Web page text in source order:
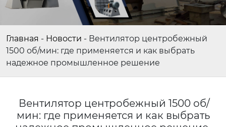
Главная - Новости - Вентилятор центробежный
1500 об/мин: где применяется и как выбрать
надежное промышленное решение
Вентилятор центробежный 1500 об/
мин: где применяется и как выбрать